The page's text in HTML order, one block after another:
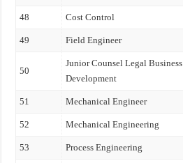
48 Cost Control
49 Field Engineer
50
Junior Counsel Legal Business
Development
51 Mechanical Engineer
52 Mechanical Engineering
53 Process Engineering